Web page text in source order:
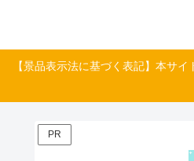
【景品表示法に基づく表記】本サ
PR